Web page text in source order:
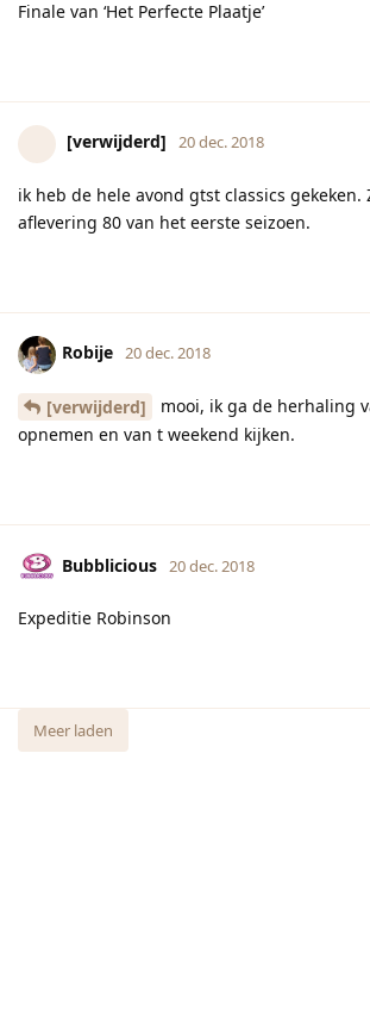
Finale van ‘Het Perfecte Plaatje’
[verwijderd] 20 dec. 2018
ik heb de hele avond gtst classics gekeken.
aflevering 80 van het eerste seizoen.
Robije 20 dec. 2018
[verwijderd]
mooi, ik ga de herhaling
opnemen en van t weekend kijken.
Bubblicious 20 dec. 2018
Expeditie Robinson
Meer laden